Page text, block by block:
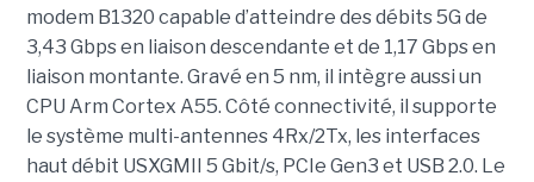
modem B1320 capable d’atteindre des débits 5G de
3,43 Gbps en liaison descendante et de 1,17 Gbps en
liaison montante. Gravé en 5 nm, il intègre aussi un
CPU Arm Cortex A55. Côté connectivité, il supporte
le système multi-antennes 4Rx/2Tx, les interfaces
haut débit USXGMII 5 Gbit/s, PCIe Gen3 et USB 2.0. Le